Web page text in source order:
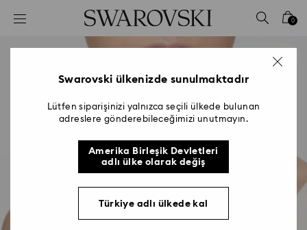
Accesskeys list
2 - Footer
0
Swarovski ülkenizde sunulmaktadır
Lütfen siparişinizi yalnızca seçili ülkede bulunan
adreslere gönderebileceğimizi unutmayın.
Amerika Birleşik Devletleri
adlı ülke olarak değiş
Türkiye adlı ülkede kal